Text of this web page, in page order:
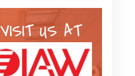
VISIT US AT